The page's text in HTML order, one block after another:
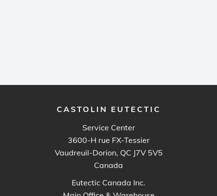
CASTOLIN EUTECTIC
Service Center
3600-H rue FX-Tessier
Vaudreuil-Dorion, QC J7V 5V5
Canada
Eutectic Canada Inc.